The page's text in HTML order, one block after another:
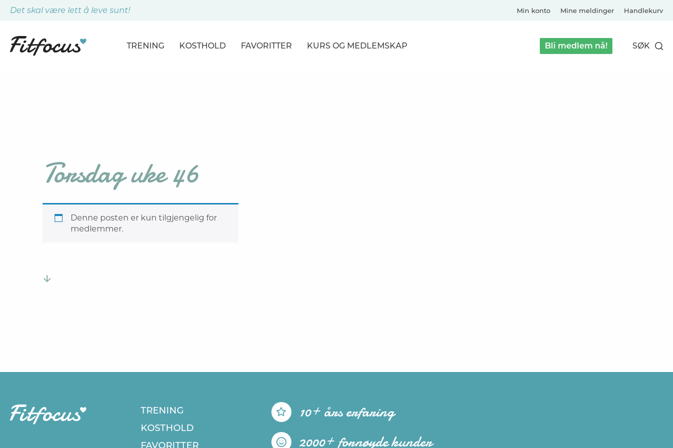
Det skal være lett å leve sunt! Min konto Mine meldinger Handlekurv
TRENING KOSTHOLD FAVORITTER KURS OG MEDLEMSKAP Bli medlem nå! SØK
Torsdag uke 46
Denne posten er kun tilgjengelig for
medlemmer.
TRENING
KOSTHOLD
FAVORITTER
10+ års erfaring
2000+ fornøyde kunder